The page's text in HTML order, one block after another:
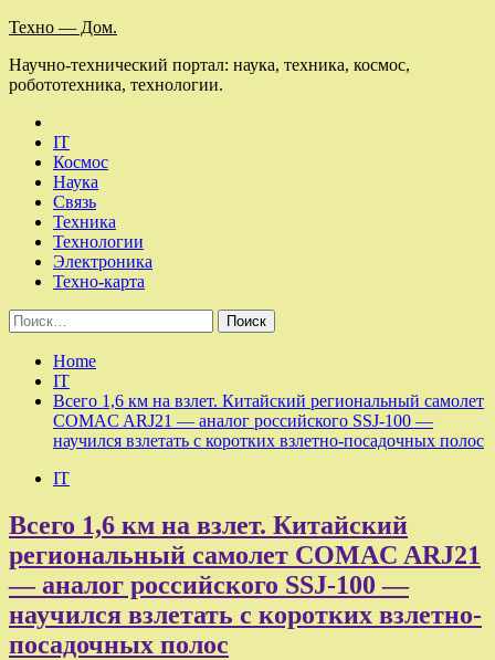
Skip
content
Техно — Дом.
Научно-технический портал: наука, техника, космос,
робототехника, технологии.
IT
Космос
Наука
Связь
Техника
Технологии
Электроника
Техно-карта
Найти:
Home
IT
Всего 1,6 км на взлет. Китайский региональный самолет
COMAC ARJ21 — аналог российского SSJ-100 —
научился взлетать с коротких взлетно-посадочных полос
IT
Всего 1,6 км на взлет. Китайский
региональный самолет COMAC ARJ21
— аналог российского SSJ-100 —
научился взлетать с коротких взлетно-
посадочных полос